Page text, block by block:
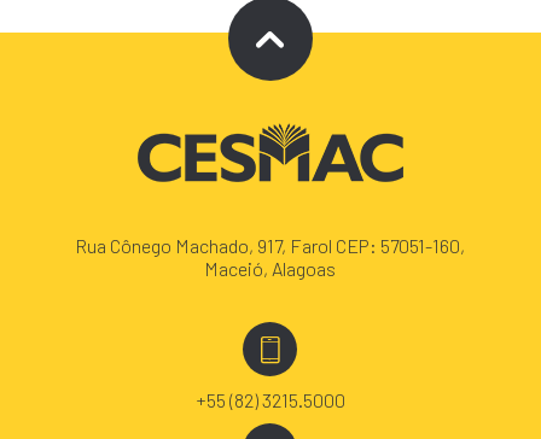
Rua Cônego Machado, 917, Farol CEP: 57051-160,
Maceió, Alagoas
+55 (82) 3215.5000